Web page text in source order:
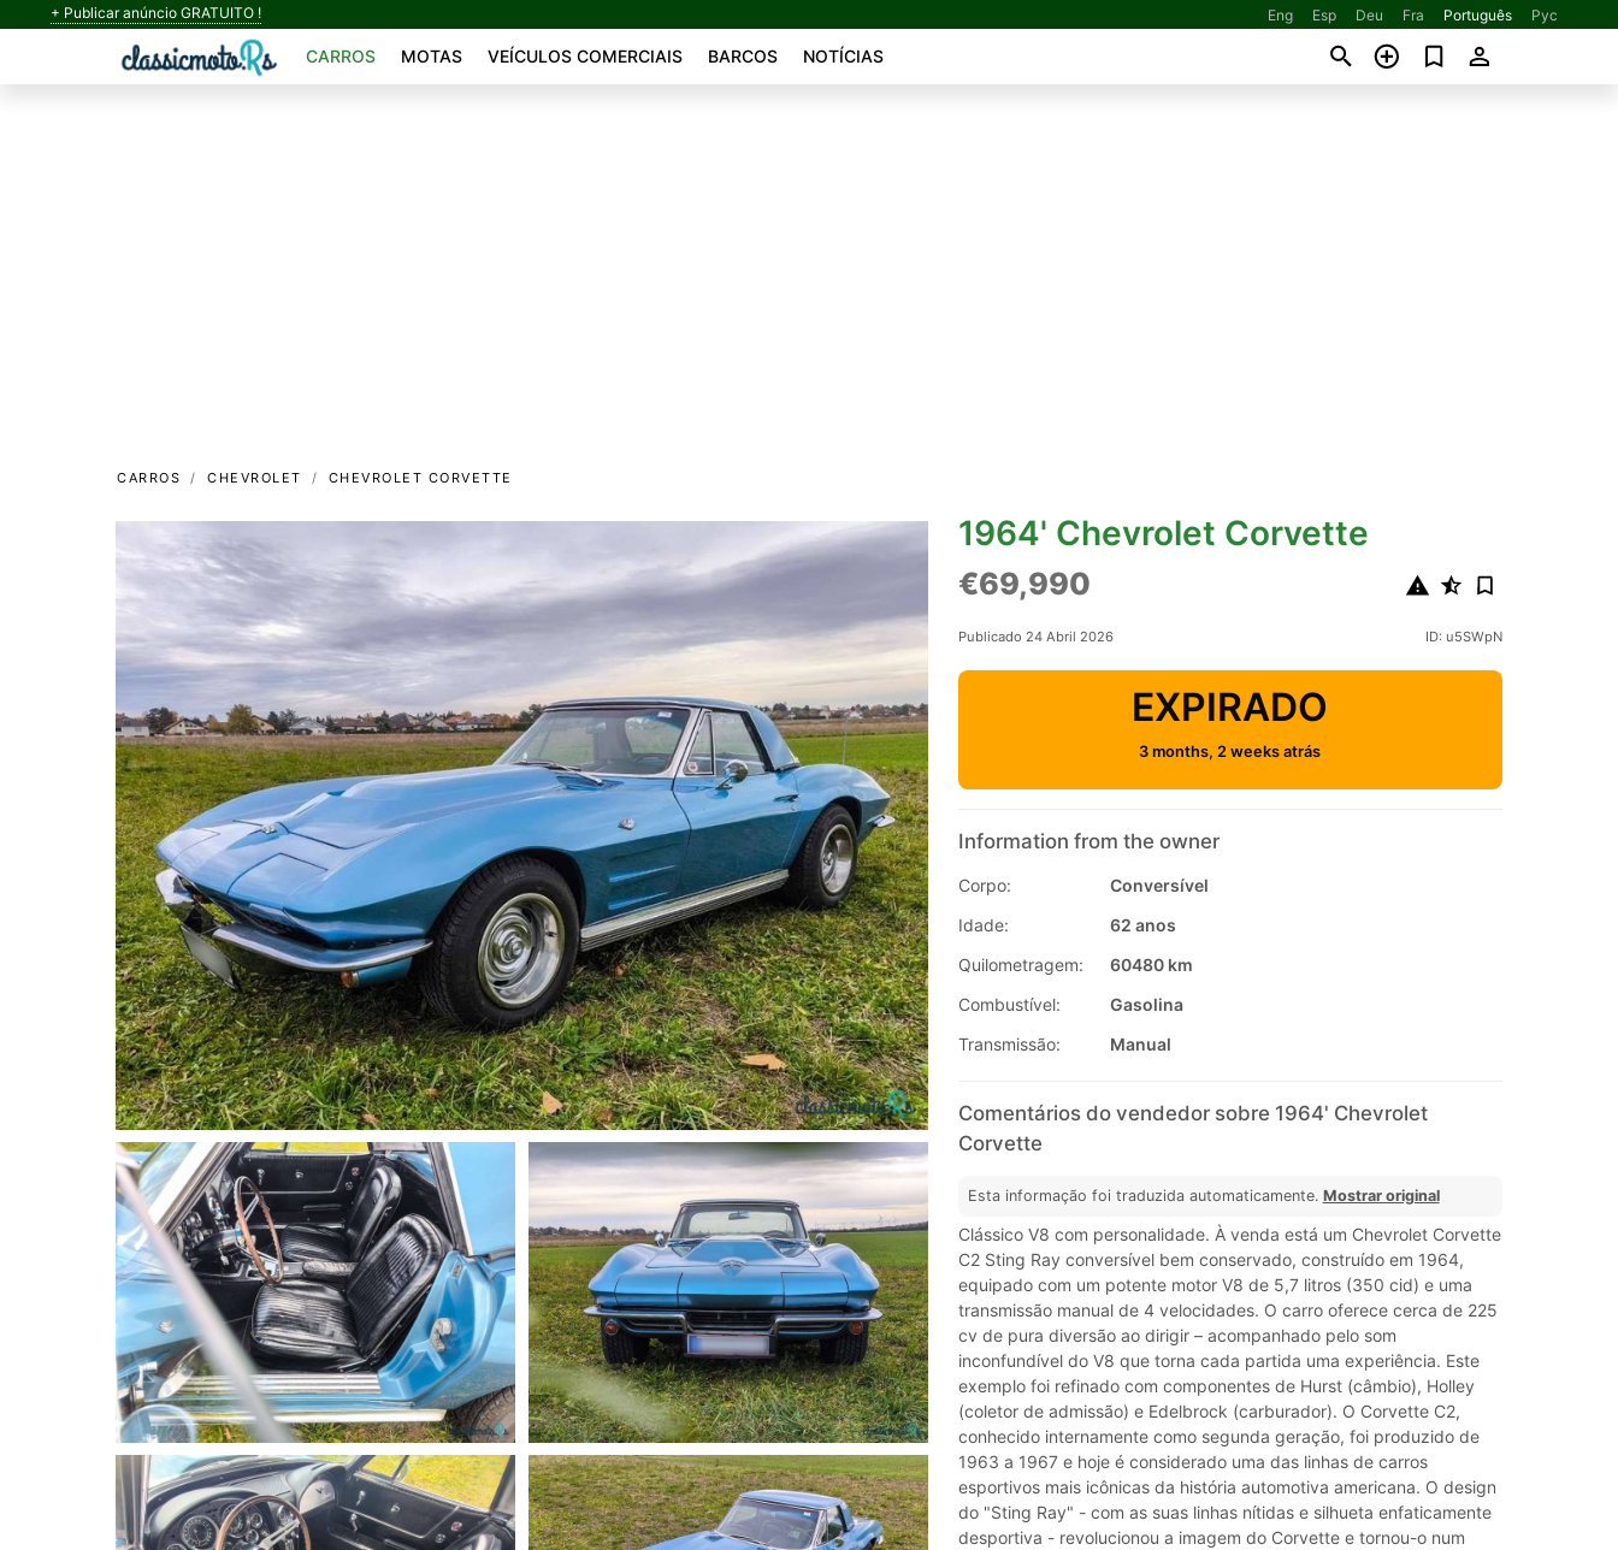
+ Publicar anúncio GRATUITO ! Eng Esp Deu Fra Português Рус
CARROS MOTAS VEÍCULOS COMERCIAIS BARCOS NOTÍCIAS
CARROS CHEVROLET CHEVROLET CORVETTE
1964' Chevrolet Corvette
€69,990
Publicado 24 Abril 2026 ID: u5SWpN
EXPIRADO
3 months, 2 weeks atrás
Information from the owner
Corpo:
Conversível
Idade:
62 anos
Quilometragem:
60480 km
Combustível:
Gasolina
Transmissão:
Manual
Comentários do vendedor sobre 1964' Chevrolet
Corvette
Esta informação foi traduzida automaticamente. Mostrar original
Clássico V8 com personalidade. À venda está um Chevrolet Corvette
C2 Sting Ray conversível bem conservado, construído em 1964,
equipado com um potente motor V8 de 5,7 litros (350 cid) e uma
transmissão manual de 4 velocidades. O carro oferece cerca de 225
cv de pura diversão ao dirigir – acompanhado pelo som
inconfundível do V8 que torna cada partida uma experiência. Este
exemplo foi refinado com componentes de Hurst (câmbio), Holley
(coletor de admissão) e Edelbrock (carburador). O Corvette C2,
conhecido internamente como segunda geração, foi produzido de
1963 a 1967 e hoje é considerado uma das linhas de carros
esportivos mais icônicas da história automotiva americana. O design
do "Sting Ray" - com as suas linhas nítidas e silhueta enfaticamente
desportiva - revolucionou a imagem do Corvette e tornou-o num